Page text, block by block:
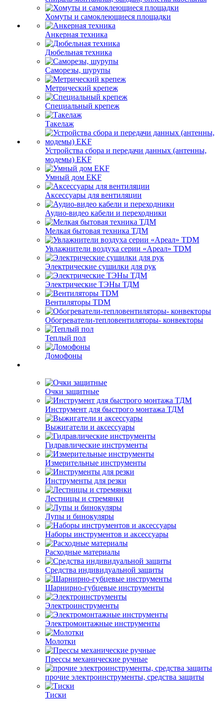
Хомуты и самоклеющиеся площадки
Анкерная техника
Дюбельная техника
Саморезы, шурупы
Метрический крепеж
Специальный крепеж
Такелаж
Устройства сбора и передачи данных (антенны,
модемы) EKF
Умный дом EKF
Аксессуары для вентиляции
Аудио-видео кабели и переходники
Мелкая бытовая техника ТДМ
Увлажнители воздуха серии «Ареал» TDM
Электрические сушилки для рук
Электрические ТЭНы ТДМ
Вентиляторы TDM
Обогреватели-тепловентиляторы- конвекторы
Теплый пол
Домофоны
Очки защитные
Инструмент для быстрого монтажа ТДМ
Выжигатели и аксессуары
Гидравлические инструменты
Измерительные инструменты
Инструменты для резки
Лестницы и стремянки
Лупы и бинокуляры
Наборы инструментов и аксессуары
Расходные материалы
Средства индивидуальной защиты
Шарнирно-губцевые инструменты
Электроинструменты
Электромонтажные инструменты
Молотки
Прессы механические ручные
прочие электроинструменты, средства защиты
Тиски